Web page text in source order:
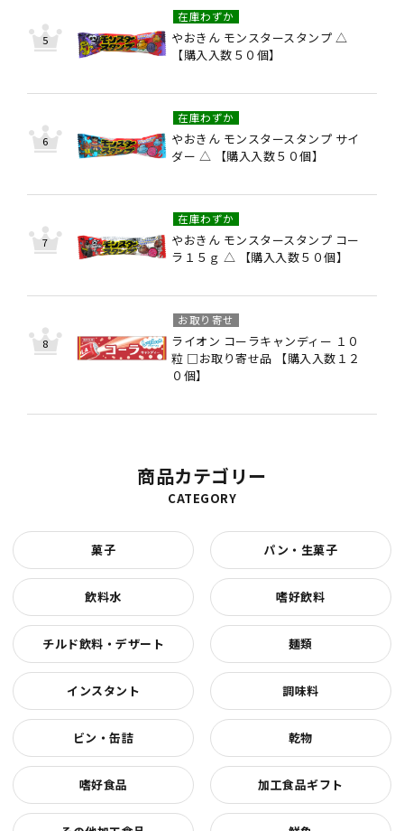
やおきん モンスタースタンプ △
【購入入数５０個】
在庫わずか
やおきん モンスタースタンプ サイ
ダー △ 【購入入数５０個】
在庫わずか
やおきん モンスタースタンプ コー
ラ１５ｇ △ 【購入入数５０個】
在庫わずか
ライオン コーラキャンディー １０
粒 □お取り寄せ品 【購入入数１２
０個】
お取り寄せ
商品カテゴリー
CATEGORY
菓子 パン・生菓子
飲料水 嗜好飲料
チルド飲料・デザート 麺類
インスタント 調味料
ビン・缶詰 乾物
嗜好食品 加工食品ギフト